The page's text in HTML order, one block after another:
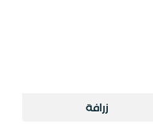
زرافة